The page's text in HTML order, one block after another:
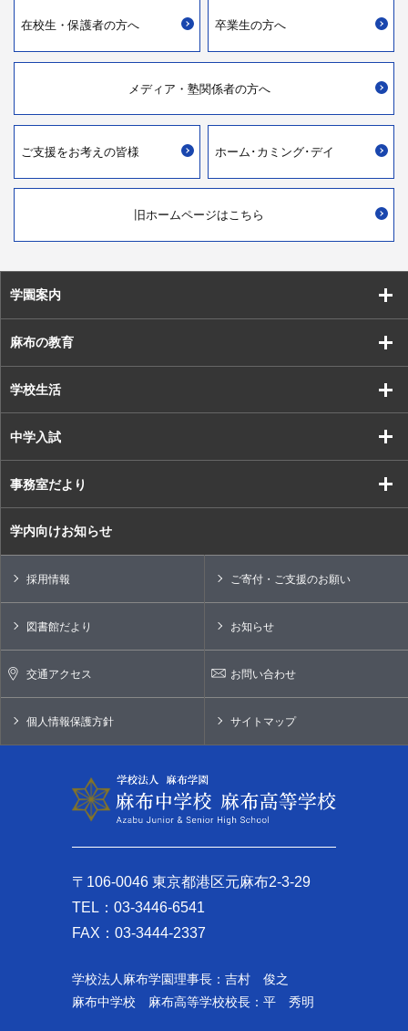
在校生・保護者の方へ 卒業生の方へ
メディア・ 塾関係者の方へ
ご支援をお考えの皆様 ホーム･カミング･デイ
旧ホームページはこちら
学園案内
麻布の教育
学校生活
中学入試
事務室だより
学内向けお知らせ
採用情報 ご寄付・ご支援のお願い
図書館だより お知らせ
交通アクセス お問い合わせ
個人情報保護方針 サイトマップ
〒106-0046 東京都港区元麻布2-3-29
TEL：03-3446-6541
FAX：03-3444-2337
学校法人麻布学園理事長：吉村 俊之
麻布中学校 麻布高等学校校長：平 秀明